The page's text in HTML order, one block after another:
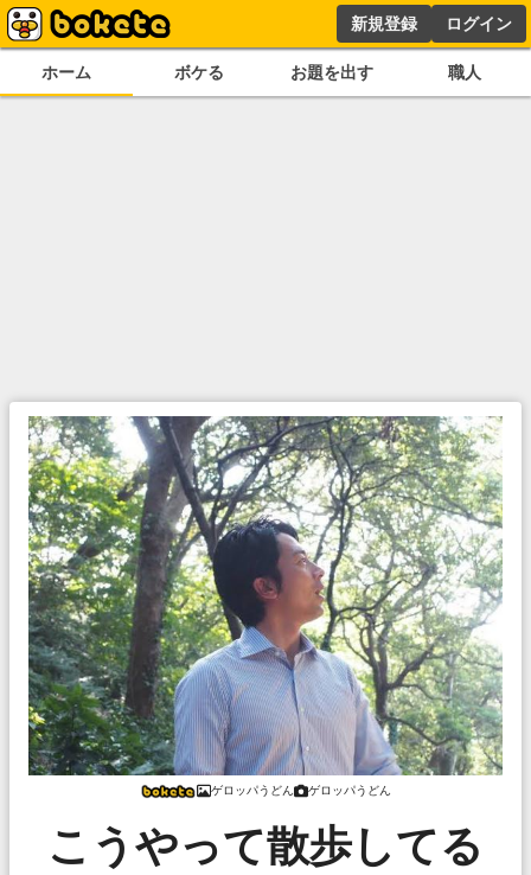
新規登録 ログイン
ホーム ボケる お題を出す 職人
ゲロッパうどん ゲロッパうどん
こうやって散歩してる